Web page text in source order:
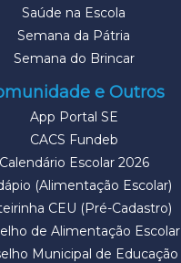
Saúde na Escola
Semana da Pátria
Semana do Brincar
e Outros
App Portal SE
CACS Fundeb
Calendário Escolar 2026
(Alimentação Escolar)
CEU (Pré-Cadastro)
de Alimentação Escolar
Municipal de Educação